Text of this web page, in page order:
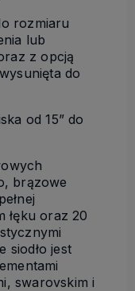
rozmiaru
lub
z opcją
do
od 15” do
brązowe
łęku oraz 20
siodło jest
swarovskim i